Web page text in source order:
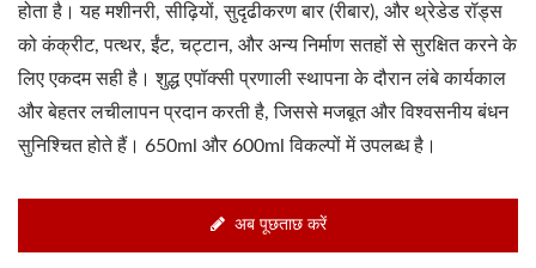
होता है। यह मशीनरी, सीढ़ियों, सुदृढीकरण बार (रीबार), और थ्रेडेड रॉड्स
को कंक्रीट, पत्थर, ईंट, चट्टान, और अन्य निर्माण सतहों से सुरक्षित करने के
लिए एकदम सही है। शुद्ध एपॉक्सी प्रणाली स्थापना के दौरान लंबे कार्यकाल
और बेहतर लचीलापन प्रदान करती है, जिससे मजबूत और विश्वसनीय बंधन
सुनिश्चित होते हैं। 650ml और 600ml विकल्पों में उपलब्ध है।
अब पूछताछ करें